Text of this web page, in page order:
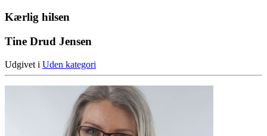
Kærlig hilsen
Tine Drud Jensen
Udgivet i Uden kategori